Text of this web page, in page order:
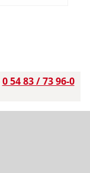
0 54 83 / 73 96-0